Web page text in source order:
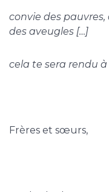
convie des
des aveugles […]
cela te sera rendu à
Frères et sœurs,